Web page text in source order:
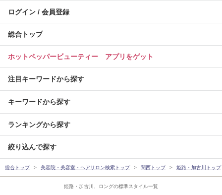
姫路・加古川、ロングの標準スタイル一覧
ログイン / 会員登録
総合トップ
ホットペッパービューティー アプリをゲット
注目キーワードから探す
キーワードから探す
ランキングから探す
絞り込んで探す
総合トップ 美容院・美容室・ヘアサロン検索トップ 関西トップ 姫路・加古川トップ